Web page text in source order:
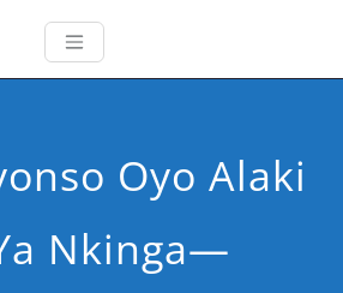
Oyo Alaki
Nkinga—